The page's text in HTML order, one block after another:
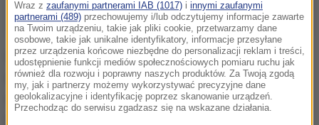
W poniedziałek siostra Magdaleny Żuk odniosła się
na Facebooku do śledztwa prokuratury. Wskazała, że
z najnowszych materiałów zgromadzonych w aktach
Wraz z zaufanymi partnerami IAB (1017) i innymi zaufanymi
partnerami (489) przechowujemy i/lub odczytujemy informacje zawarte
na Twoim urządzeniu, takie jak pliki cookie, przetwarzamy dane
osobowe, takie jak unikalne identyfikatory, informacje przesyłane
przez urządzenia końcowe niezbędne do personalizacji reklam i treści,
udostępnienie funkcji mediów społecznościowych pomiaru ruchu jak
również dla rozwoju i poprawny naszych produktów. Za Twoją zgodą
my, jak i partnerzy możemy wykorzystywać precyzyjne dane
geolokalizacyjne i identyfikację poprzez skanowanie urządzeń.
Przechodząc do serwisu zgadzasz się na wskazane działania.